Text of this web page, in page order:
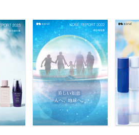
ト
ISO26000対照表